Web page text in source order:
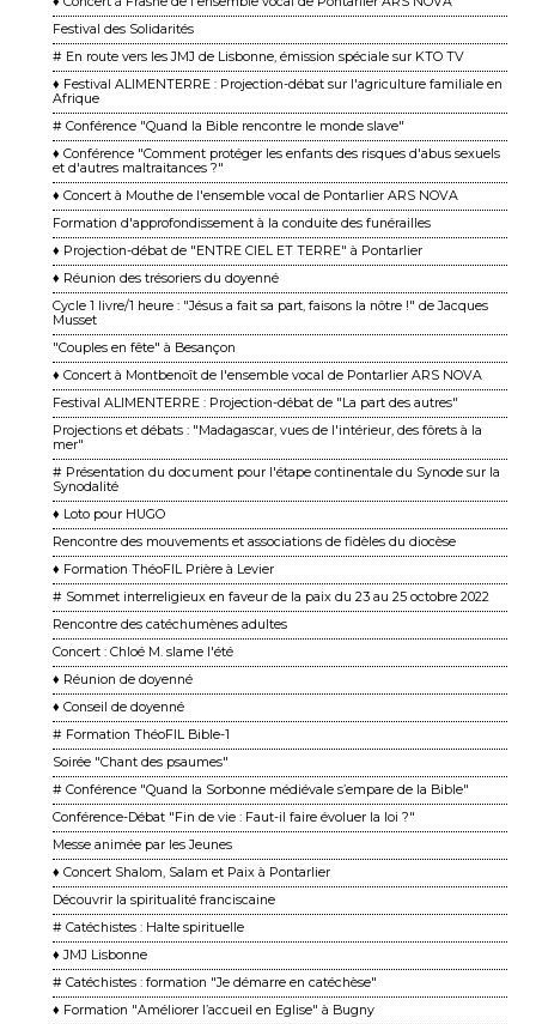
Festival des Solidarités
# En route vers les JMJ de Lisbonne, émission spéciale sur KTO TV
♦ Festival ALIMENTERRE : Projection-débat sur l'agriculture familiale en
Afrique
# Conférence "Quand la Bible rencontre le monde slave"
♦ Conférence "Comment protéger les enfants des risques d'abus sexuels
et d'autres maltraitances ?"
♦ Concert à Mouthe de l'ensemble vocal de Pontarlier ARS NOVA
Formation d'approfondissement à la conduite des funérailles
♦ Projection-débat de "ENTRE CIEL ET TERRE" à Pontarlier
♦ Réunion des trésoriers du doyenné
Cycle 1 livre/1 heure : "Jésus a fait sa part, faisons la nôtre !" de Jacques
Musset
"Couples en fête" à Besançon
♦ Concert à Montbenoît de l'ensemble vocal de Pontarlier ARS NOVA
Festival ALIMENTERRE : Projection-débat de "La part des autres"
Projections et débats : "Madagascar, vues de l'intérieur, des fôrets à la
mer"
# Présentation du document pour l'étape continentale du Synode sur la
Synodalité
♦ Loto pour HUGO
Rencontre des mouvements et associations de fidèles du diocèse
♦ Formation ThéoFIL Prière à Levier
# Sommet interreligieux en faveur de la paix du 23 au 25 octobre 2022
Rencontre des catéchumènes adultes
Concert : Chloé M. slame l'été
♦ Réunion de doyenné
♦ Conseil de doyenné
# Formation ThéoFIL Bible-1
Soirée "Chant des psaumes"
# Conférence "Quand la Sorbonne médiévale s’empare de la Bible"
Conférence-Débat "Fin de vie : Faut-il faire évoluer la loi ?"
Messe animée par les Jeunes
♦ Concert Shalom, Salam et Paix à Pontarlier
Découvrir la spiritualité franciscaine
# Catéchistes : Halte spirituelle
♦ JMJ Lisbonne
# Catéchistes : formation "Je démarre en catéchèse"
♦ Formation "Améliorer l’accueil en Eglise" à Bugny